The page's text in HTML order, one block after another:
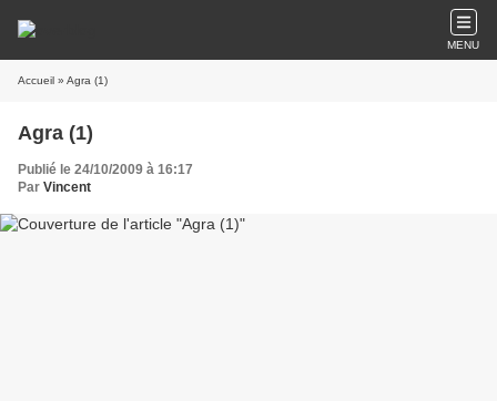
MENU
Accueil » Agra (1)
Agra (1)
Publié le 24/10/2009 à 16:17
Par Vincent